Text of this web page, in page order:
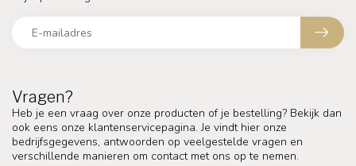
Vragen?
Heb je een vraag over onze producten of je bestelling? Bekijk dan
ook eens onze klantenservicepagina. Je vindt hier onze
bedrijfsgegevens, antwoorden op veelgestelde vragen en
verschillende manieren om contact met ons op te nemen.